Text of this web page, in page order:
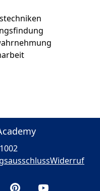
Widerruf